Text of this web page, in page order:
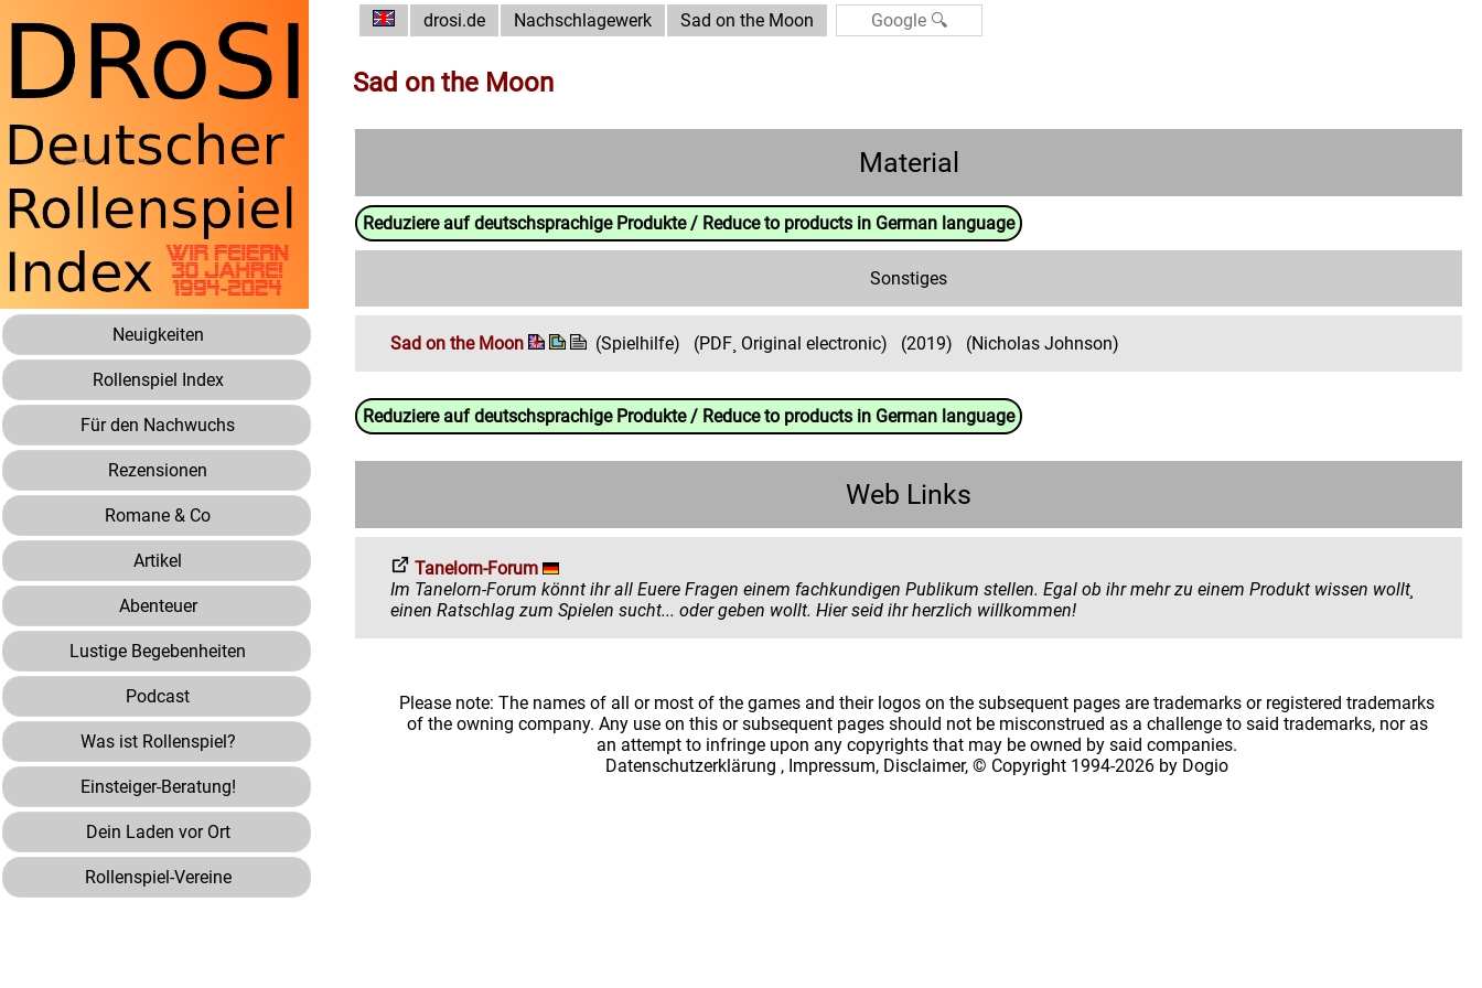
Neuigkeiten
Rollenspiel Index
Für den Nachwuchs
Rezensionen
Romane & Co
Artikel
Abenteuer
Lustige Begebenheiten
Podcast
Was ist Rollenspiel?
Einsteiger-Beratung!
Dein Laden vor Ort
Rollenspiel-Vereine
drosi.de Nachschlagewerk Sad on the Moon
Sad on the Moon
Material
Reduziere auf deutschsprachige Produkte / Reduce to products in German language
Sonstiges
Sad on the Moon (Spielhilfe) (PDF¸ Original electronic) (2019) (Nicholas Johnson)
Reduziere auf deutschsprachige Produkte / Reduce to products in German language
Web Links
Tanelorn-Forum
Im Tanelorn-Forum könnt ihr all Euere Fragen einem fachkundigen Publikum stellen. Egal ob ihr mehr zu einem Produkt wissen wollt¸
einen Ratschlag zum Spielen sucht... oder geben wollt. Hier seid ihr herzlich willkommen!
Please note: The names of all or most of the games and their logos on the subsequent pages are trademarks or registered trademarks
of the owning company. Any use on this or subsequent pages should not be misconstrued as a challenge to said trademarks, nor as
an attempt to infringe upon any copyrights that may be owned by said companies.
Datenschutzerklärung , Impressum, Disclaimer, © Copyright 1994-2026 by Dogio